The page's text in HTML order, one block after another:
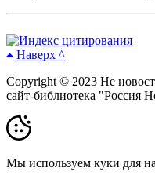
Наверх ^
Copyright © 2023 Не
сайт-библиотека "Россия
Мы используем куки для